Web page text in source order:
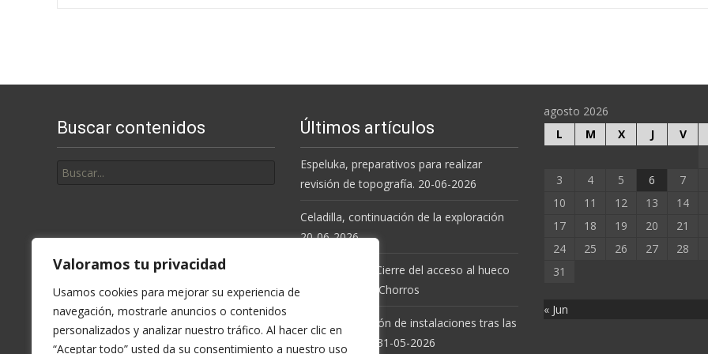
Valoramos tu privacidad
Usamos cookies para mejorar su experiencia de
navegación, mostrarle anuncios o contenidos
personalizados y analizar nuestro tráfico. Al hacer clic en
“Aceptar todo” usted da su consentimiento a nuestro uso
entradas
Buscar contenidos
por:
Últimos artículos
Espeluka, preparativos para realizar
revisión de topografía. 20-06-2026
Celadilla, continuación de la exploración
20-06-2026.
Resolución de Cierre del acceso al hueco
de la Cueva de Chorros
Espeluka, revisión de instalaciones tras las
últimas lluvias. 31-05-2026
agosto 2026
L
M X J V
3
4 5 6 7
10
11 12 13 14
17
18 19 20 21
24
25 26 27 28
31
« Jun